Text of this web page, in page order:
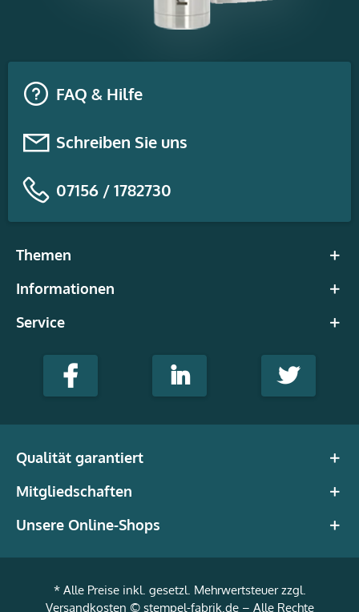
FAQ & Hilfe
Schreiben Sie uns
07156 / 1782730
Themen
Informationen
Service
gravur-
media
Facebook LinkedIn Twitter
Qualität garantiert
Mitgliedschaften
Unsere Online-Shops
* Alle Preise inkl. gesetzl. Mehrwertsteuer zzgl.
Versandkosten © stempel-fabrik.de – Alle Rechte